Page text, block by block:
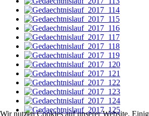
Wir nutzen Cookies auf unserer Website.